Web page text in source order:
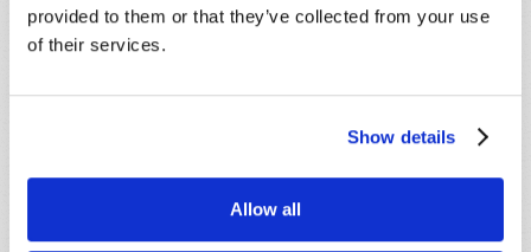
provided to them or that they’ve collected from your use
of their services.
Show details
Allow all